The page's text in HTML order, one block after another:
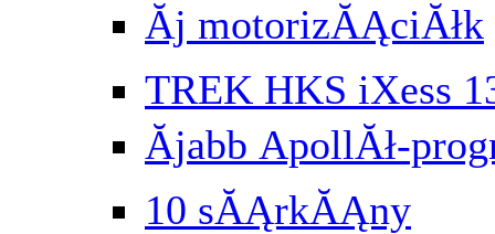
Ăj motorizĂĄciĂłk
TREK HKS iXess
Ăjabb ApollĂł-
10 sĂĄrkĂĄny